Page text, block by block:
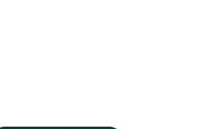
paiement sélectionné